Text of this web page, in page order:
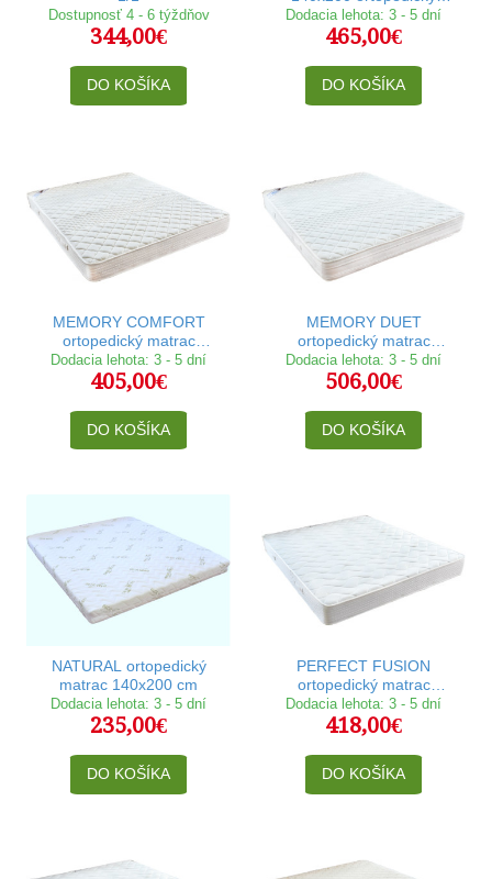
Dostupnosť 4 - 6 týždňov
344,00€
DO KOŠÍKA
matrac
Dodacia lehota: 3 - 5 dní
465,00€
DO KOŠÍKA
MEMORY COMFORT
ortopedický matrac
140x200 cm
Dodacia lehota: 3 - 5 dní
405,00€
DO KOŠÍKA
MEMORY DUET
ortopedický matrac
140x200 cm
Dodacia lehota: 3 - 5 dní
506,00€
DO KOŠÍKA
NATURAL ortopedický
matrac 140x200 cm
Dodacia lehota: 3 - 5 dní
235,00€
DO KOŠÍKA
PERFECT FUSION
ortopedický matrac
140x200 cm
Dodacia lehota: 3 - 5 dní
418,00€
DO KOŠÍKA